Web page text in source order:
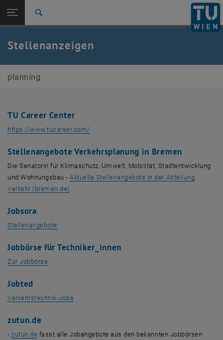
TU Login
Verkehrstechnik
Zurück: Subseiten von Studierende auflisten
Studierende
Stellenanzeigen
Stellenanzeigen
planning
TU Career Center
https://www.tucareer.com/, öffnet eine externe URL in einem neuen
Stellenangebote Verkehrsplanung in Bremen
Die Senatorin für Klimaschutz, Umwelt, Mobilität, Stadtentwicklung
und Wohnungsbau -Aktuelle Stellenangebote in der Abteilung
Verkehr (bremen.de), öffnet eine externe URL in einem neuen Fenster
Jobsora
Stellenangebote, öffnet eine externe URL in einem neuen Fenster
Jobbörse für Techniker_innen
Zur Jobbörse, öffnet eine externe URL in einem neuen Fenster
Jobted
Verkehrstechnik-Jobs
zutun.de
-zutun.de, öffnet eine externe URL in einem neuen Fenster
fasst alle Jobangebote aus den bekannten Jobbörsen